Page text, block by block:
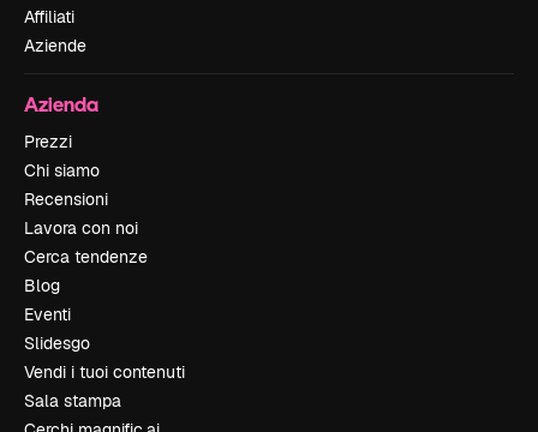
Affiliati
Aziende
Azienda
Prezzi
Chi siamo
Recensioni
Lavora con noi
Cerca tendenze
Blog
Eventi
Slidesgo
Vendi i tuoi contenuti
Sala stampa